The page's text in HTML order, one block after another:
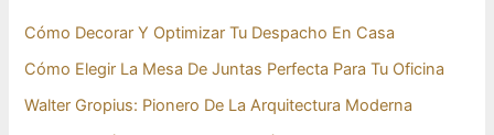
Cómo Decorar Y Optimizar Tu Despacho En Casa
Cómo Elegir La Mesa De Juntas Perfecta Para Tu Oficina
Walter Gropius: Pionero De La Arquitectura Moderna